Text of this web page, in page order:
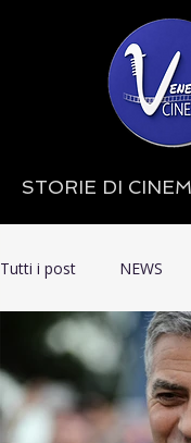
STORIE DI
Tutti i post NEWS
INTERVIEW